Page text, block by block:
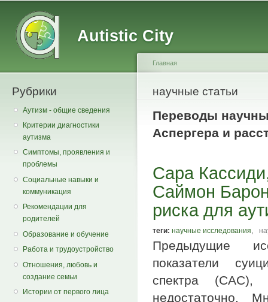
Autistic City
Рубрики
Аутизм - общие сведения
Критерии диагностики
аутизма
Симптомы, проявления и
проблемы
Социальные навыки и
коммуникация
Рекомендации для
родителей
Образование и обучение
Работа и трудоустройство
Отношения, любовь и
создание семьи
Истории от первого лица
You are here
Главная
научные статьи
Переводы
Аспергера и
Сара
Саймон
риска для
теги: научные исследования
Предыдущие
показатели
спектра (САС),
недостаточно.